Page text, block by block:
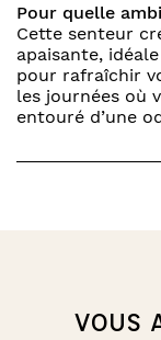
Pour quelle
Cette senteur
apaisante,
pour rafraîchir
les journées où
entouré d’une
VOUS